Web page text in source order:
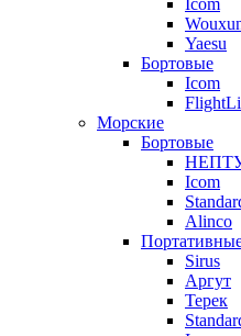
Icom
Yaesu
Бортовые
Icom
Морские
Бортовые
Icom
Alinco
Sirus
Аргут
Терек